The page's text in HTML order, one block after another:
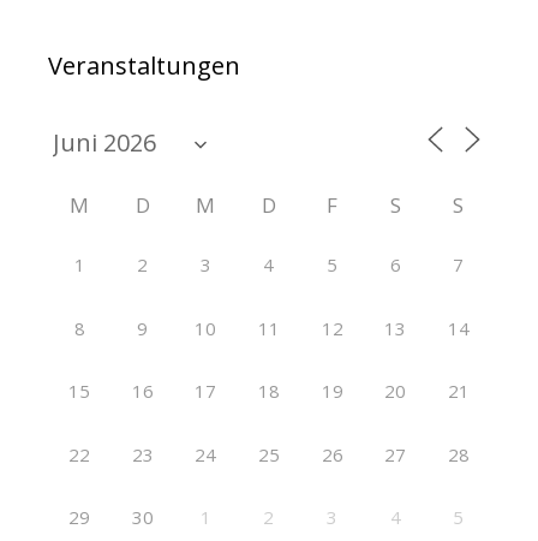
Veranstaltungen
M D M D F S S
1 2 3 4 5 6 7
8 9 10 11 12 13 14
15 16 17 18 19 20 21
22 23 24 25 26 27 28
29 30 1 2 3 4 5